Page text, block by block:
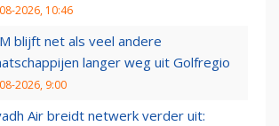
2026, 10:46
blijft net als veel andere
langer weg uit Golfregio
2026, 9:00
Air breidt netwerk verder uit: